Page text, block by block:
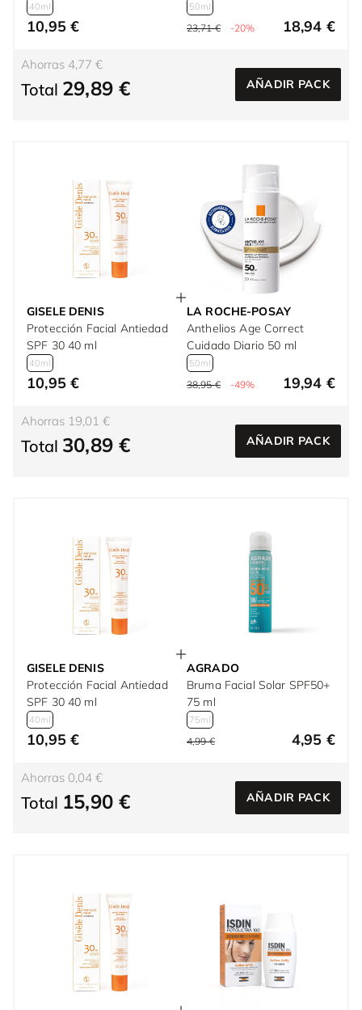
40ml
10,95 €
50ml
23,71 € -20% 18,94 €
Ahorras 4,77 €
Total 29,89 € AÑADIR PACK
GISELE DENIS
Protección Facial Antiedad
SPF 30 40 ml
40ml
10,95 €
LA ROCHE-POSAY
Anthelios Age Correct
Cuidado Diario 50 ml
50ml
38,95 € -49% 19,94 €
Ahorras 19,01 €
Total 30,89 € AÑADIR PACK
GISELE DENIS
Protección Facial Antiedad
SPF 30 40 ml
40ml
10,95 €
AGRADO
Bruma Facial Solar SPF50+
75 ml
75ml
4,99 € 4,95 €
Ahorras 0,04 €
Total 15,90 € AÑADIR PACK